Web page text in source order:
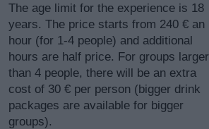
The age limit for the experience is 18
years. The price starts from 240 € an
hour (for 1-4 people) and additional
hours are half price. For groups larger
than 4 people, there will be an extra
cost of 30 € per person (bigger drink
packages are available for bigger
groups).